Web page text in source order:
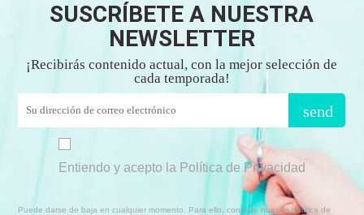
SUSCRÍBETE A NUESTRA
NEWSLETTER
¡Recibirás contenido actual, con la mejor selección de
cada temporada!
send
Entiendo y acepto la Política de Privacidad
Puede darse de baja en cualquier momento. Para ello, consulte nuestra política de